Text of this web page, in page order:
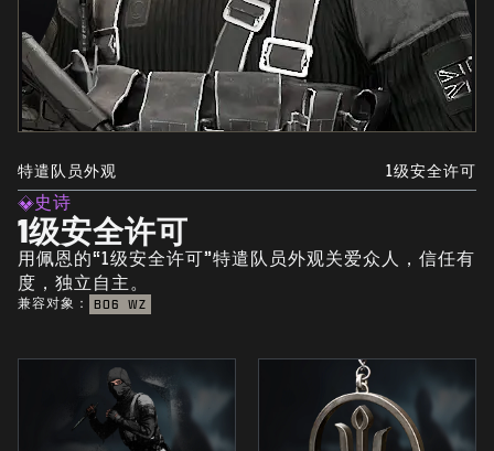
特遣队员外观 1级安全许可
史诗
1级安全许可
用佩恩的“1级安全许可”特遣队员外观关爱众人，信任有
度，独立自主。
兼容对象： BO6 WZ